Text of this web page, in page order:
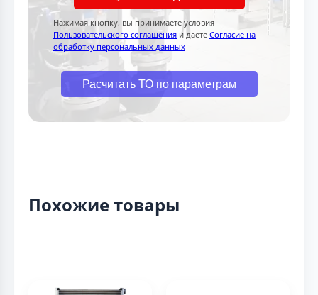
Нажимая кнопку, вы принимаете условия
Пользовательского соглашения и даете Согласие на
обработку персональных данных
Расчитать ТО по параметрам
Похожие товары